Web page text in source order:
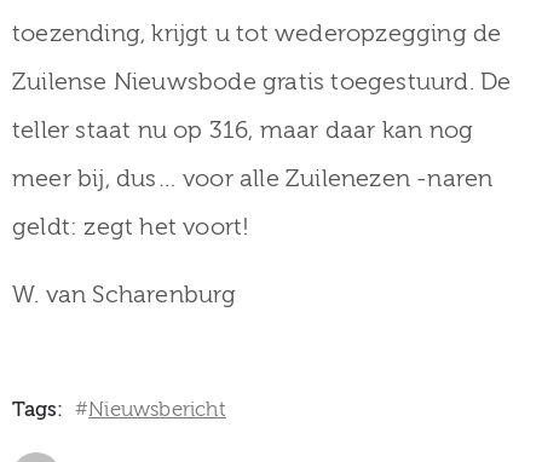
toezending, krijgt u tot wederopzegging de
Zuilense Nieuwsbode gratis toegestuurd. De
teller staat nu op 316, maar daar kan nog
meer bij, dus… voor alle Zuilenezen -naren
geldt: zegt het voort!
W. van Scharenburg
Tags: #Nieuwsbericht